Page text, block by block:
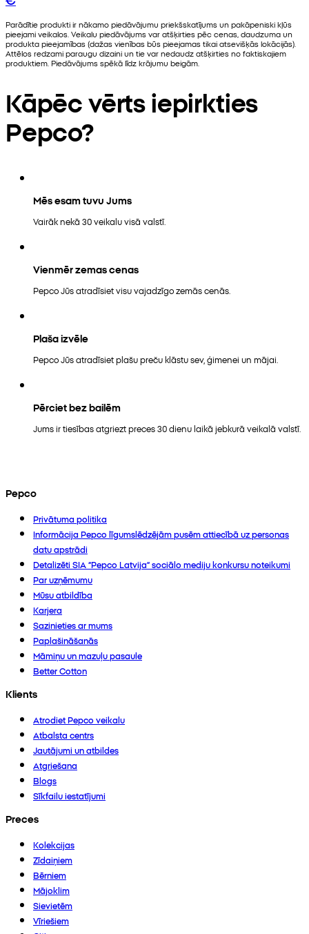
Parādītie produkti ir nākamo piedāvājumu priekšskatījums un pakāpeniski kļūs
pieejami veikalos. Veikalu piedāvājums var atšķirties pēc cenas, daudzuma un
produkta pieejamības (dažas vienības būs pieejamas tikai atsevišķās lokācijās).
Attēlos redzami paraugu dizaini un tie var nedaudz atšķirties no faktiskajiem
produktiem. Piedāvājums spēkā līdz krājumu beigām.
Kāpēc vērts iepirkties
Pepco?
Mēs esam tuvu Jums
Vairāk nekā 30 veikalu visā valstī.
Vienmēr zemas cenas
Pepco Jūs atradīsiet visu vajadzīgo zemās cenās.
Plaša izvēle
Pepco Jūs atradīsiet plašu preču klāstu sev, ģimenei un mājai.
Pērciet bez bailēm
Jums ir tiesības atgriezt preces 30 dienu laikā jebkurā veikalā valstī.
Pepco
Privātuma politika
Informācija Pepco līgumslēdzējām pusēm attiecībā uz personas
datu apstrādi
Detalizēti SIA “Pepco Latvija” sociālo mediju konkursu noteikumi
Par uzņēmumu
Mūsu atbildība
Karjera
Sazinieties ar mums
Paplašināšanās
Māmiņu un mazuļu pasaule
Better Cotton
Klients
Atrodiet Pepco veikalu
Atbalsta centrs
Jautājumi un atbildes
Atgriešana
Blogs
Sīkfailu iestatījumi
Preces
Kolekcijas
Zīdaiņiem
Bērniem
Mājoklim
Sievietēm
Vīriešiem